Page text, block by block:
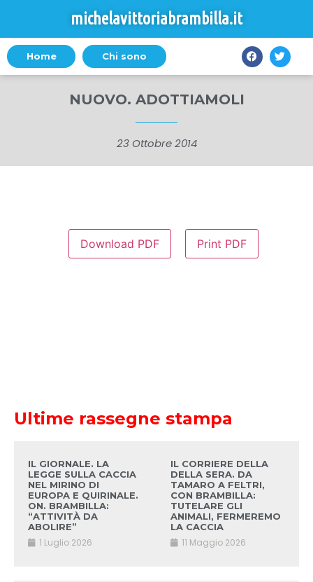
michelavittoriabrambilla.it
Home Chi sono
NUOVO. ADOTTIAMOLI
23 Ottobre 2014
Download PDF Print PDF
Ultime rassegne stampa
IL GIORNALE. LA
LEGGE SULLA CACCIA
NEL MIRINO DI
EUROPA E QUIRINALE.
ON. BRAMBILLA:
“ATTIVITÀ DA
ABOLIRE”
1 Luglio 2026
IL CORRIERE DELLA
DELLA SERA. DA
TAMARO A FELTRI,
CON BRAMBILLA:
TUTELARE GLI
ANIMALI, FERMEREMO
LA CACCIA
11 Maggio 2026